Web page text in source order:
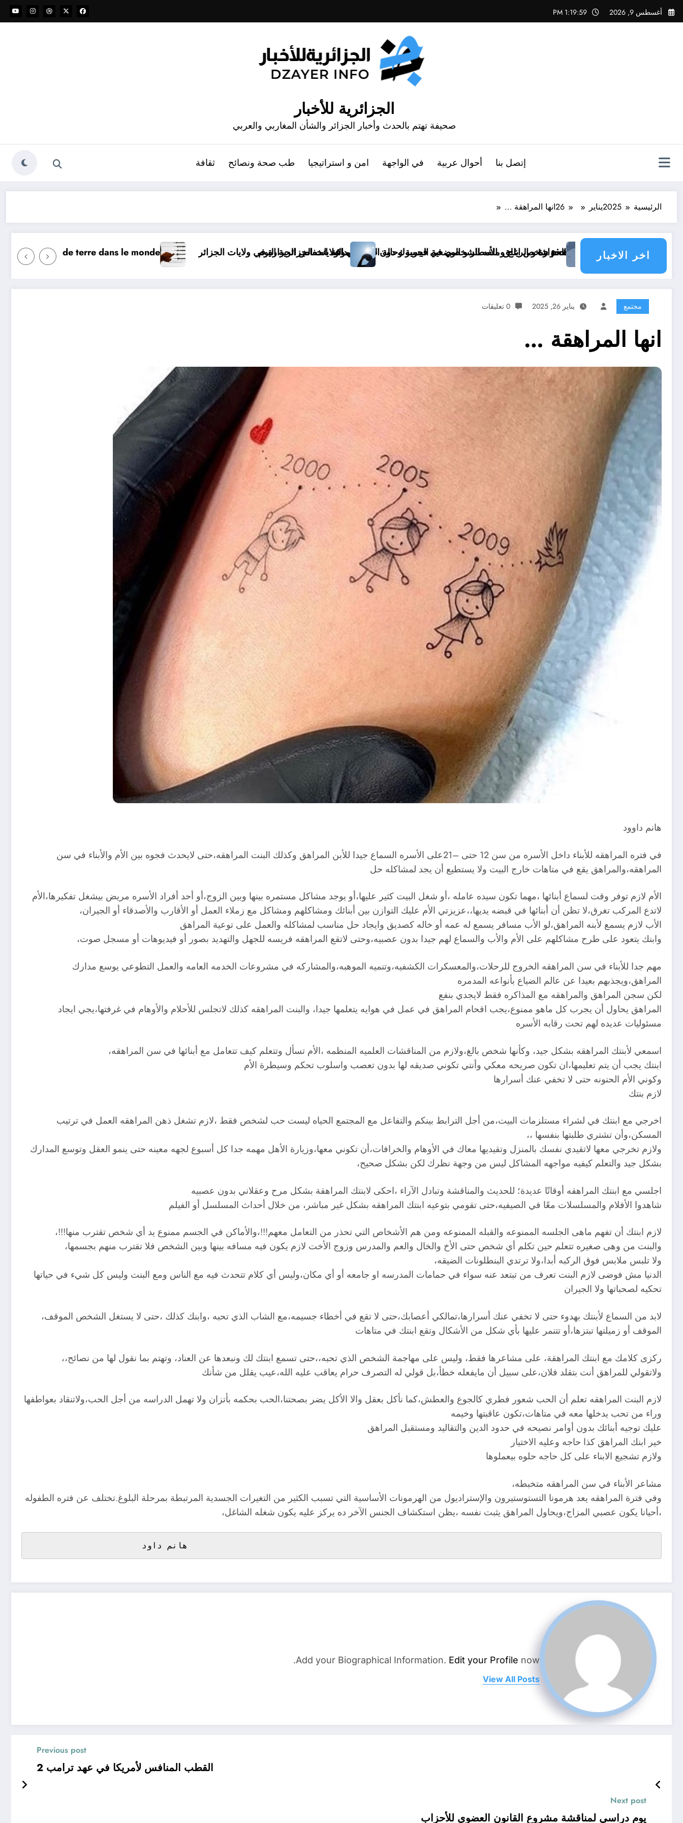
التجاوز
إلى
أغسطس 9, 2026 1:20:01 PM
الجزائرية للأخبار
صحيفة تهتم بالحدث وأخبار الجزائر والشأن المغاربي والعربي
إتصل بنا أحوال عربية في الواجهة امن و استراتيجيا طب صحة ونصائح ثقافة
الرئيسية 2025يناير 26انها المراهقة …
اخر الاخبار
و الأمطار و الوضعية الجوية وحالة البحر في الولايات الجزائرية اليوم موعد انخفاض الحرارة في ولايات الجزائر aujourd’hui ? Surveillance des tremblements de terre dans le monde&
en Algérie
مجتمع يناير 26, 2025 0 تعليقات
انها المراهقة …
هانم داوود
في فتره المراهقه للأبناء داخل الأسره من سن 12 حتى –21على الأسره السماع جيدا للأبن المراهق وكذلك البنت المراهقه،حتى لايحدث فجوه بين الأم والأبناء في سن
المراهقه،والمراهق يقع في متاهات خارج البيت ولا يستطيع أن يجد لمشاكله حل
الأم لازم توفر وقت لسماع أبنائها ،مهما تكون سيده عامله ،أو شغل البيت كثير عليها،أو يوجد مشاكل مستمره بينها وبين الزوج،أو أحد أفراد الأسره مريض بيشغل تفكيرها،الأم
لاتدع المركب تغرق،لا تظن أن أبنائها في قبضه يديها،،عزيزتي الأم عليك التوازن بين أبنائك ومشاكلهم ومشاكل مع زملاء العمل أو الأقارب والأصدقاء أو الجيران،
الأب لازم يسمع لأبنه المراهق،لو الأب مسافر يسمع له عمه أو خاله كصديق وايجاد حل مناسب لمشاكله والعمل على توعية المراهق
وابنك يتعود على طرح مشاكلهم على الأم والأب والسماع لهم جيدا بدون عصبيه،وحتى لاتقع المراهقه فريسه للجهل والتهديد بصور أو فيديوهات أو مسجل صوت،
مهم جدا للأبناء في سن المراهقه الخروج للرحلات،والمعسكرات الكشفيه،وتنميه الموهبه،والمشاركه في مشروعات الخدمه العامه والعمل التطوعي يوسع مدارك
المراهق،ويجذبهم بعيدا عن عالم الضياع بأنواعه المدمره
لكن سجن المراهق والمراهقه مع المذاكره فقط لايجدي بنفع
المراهق يحاول أن يجرب كل ماهو ممنوع،يجب اقحام المراهق في عمل في هوايه يتعلمها جيدا، والبنت المراهقه كذلك لاتجلس للأحلام والأوهام في غرفتها،يجي ايجاد
مسئوليات عديده لهم تحت رقابه الأسره
اسمعي لأبنتك المراهقه بشكل جيد، وكأنها شخص بالغ،ولازم من المناقشات العلميه المنظمه ،الأم تسأل وتتعلم كيف تتعامل مع أبنائها في سن المراهقه،
ابنتك يجب أن يتم تعليمها،ان تكون صريحه معكي وأنتي تكوني صديقه لها بدون تعصب واسلوب تحكم وسيطرة الأم
وكوني الأم الحنونه حتى لا تخفي عنك أسرارها
لازم بنتك
اخرجي مع ابنتك في لشراء مستلزمات البيت،من أجل الترابط بينكم والتفاعل مع المجتمع الحياه ليست حب لشخص فقط ،لازم تشغل ذهن المراهقه العمل في ترتيب
المسكن،وأن تشتري طلبتها بنفسها ،،
ولازم تخرجي معها لاتقيدي نفسك بالمنزل وتقيديها معاك في الأوهام والخرافات،أن تكوني معها،وزيارة الأهل مهمه جدا كل أسبوع لجهه معينه حتى ينمو العقل وتوسع المدارك
بشكل جيد والتعلم كيفيه مواجهه المشاكل ليس من وجهة نظرك لكن بشكل صحيح،
اجلسي مع ابنتك المراهقه أوقاتًا عديدة؛ للحديث والمناقشة وتبادل الآراء ،احكى لابنتك المراهقة بشكل مرح وعقلاني بدون عصبيه
شاهدوا الأفلام والمسلسلات معًا في الصيفيه،حتى تقومي بتوعيه ابنتك المراهقه بشكل غير مباشر، من خلال أحداث المسلسل أو الفيلم
لازم ابنتك أن تفهم ماهى الجلسه الممنوعه والقبله الممنوعه ومن هم الأشخاص التي تحذر من التعامل معهم!!!،والأماكن في الجسم ممنوع يد أي شخص تقترب منها!!!،
والبنت من وهى صغيره تتعلم حين تكلم أي شخص حتى الأخ والخال والعم والمدرس وزوج الأخت لازم يكون فيه مسافه بينها وبين الشخص فلا تقترب منهم بجسمها،
ولا تلبس ملابس فوق الركبه أبدا،ولا ترتدي البنطلونات الضيقه،
الدنيا مش فوضى لازم البنت تعرف من تبتعد عنه سواء في حمامات المدرسه او جامعه أو أي مكان،وليس أي كلام تتحدث فيه مع الناس ومع البنت وليس كل شيء في حياتها
تحكيه لصحباتها ولا الجيران
لابد من السماع لأبنتك بهدوء حتى لا تخفي عنك أسرارها،تمالكي أعصابك،حتى لا تقع في أخطاء جسيمه،مع الشاب الذي تحبه ،وابنك كذلك ،حتى لا يستغل الشخص الموقف،
الموقف أو زميلتها تبتزها،أو تتنمر عليها بأي شكل من الأشكال وتقع ابنتك في متاهات
ركزى كلامك مع ابنتك المراهقة، على مشاعرها فقط، وليس على مهاجمة الشخص الذي تحبه،،حتى تسمع ابنتك لك ونبعدها عن العناد، وتهتم بما نقول لها من نصائح،،
ولاتقولي للمراهق أنت بتقلد فلان،على سبيل أن مايفعله خطأ،بل قولي له التصرف حرام يعاقب عليه الله،عيب يقلل من شأنك
لازم البنت المراهقه تعلم أن الحب شعور فطري كالجوع والعطش،كما نأكل بعقل والا الأكل يضر بصحتنا،الحب بحكمه بأتزان ولا تهمل الدراسه من أجل الحب،ولاتنقاد بعواطفها
وراء من تحب يدخلها معه في متاهات،تكون عاقبتها وخيمه
عليك توجيه أبنائك بدون أوامر نصيحه في حدود الدين والتقاليد ومستقبل المراهق
خير ابنك المراهق كذا حاجه وعليه الاختيار
ولازم تشجيع الابناء على كل حاجه حلوه بيعملوها
مشاعر الأبناء في سن المراهقه متخبطه،
وفي فترة المراهقه يعد هرمونا التستوستيرون والإستراديول من الهرمونات الأساسية التي تسبب الكثير من التغيرات الجسدية المرتبطة بمرحلة البلوغ.تختلف عن فتره الطفوله
،أحيانا يكون عصبي المزاج،ويحاول المراهق يثبت نفسه ،يظن استكشاف الجنس الآخر ده يركز عليه يكون شغله الشاغل،
                      هانم داود
Add your Biographical Information. Edit your Profile now.
View All Posts
Previous post
القطب المنافس لأمريكا في عهد ترامب 2
Next post
يوم دراسي لمناقشة مشروع القانون العضوي للأحزاب